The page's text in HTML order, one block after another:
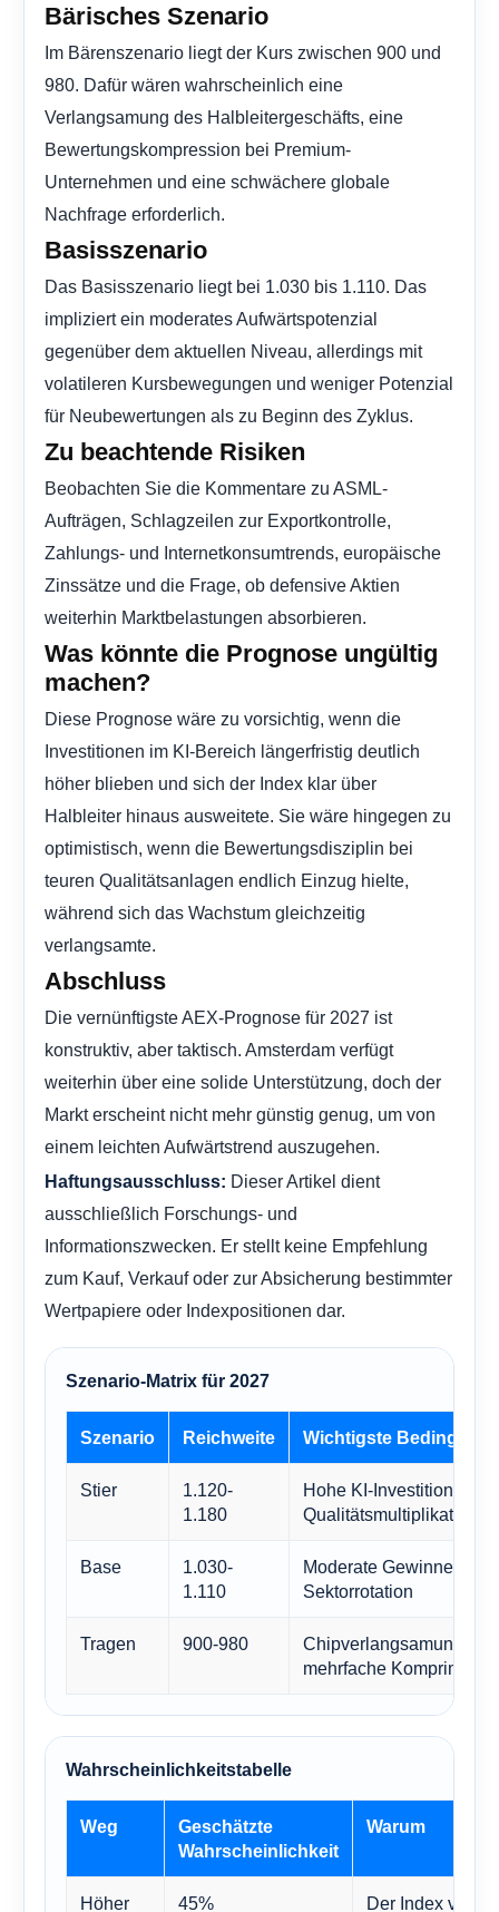
Bärisches Szenario
Im Bärenszenario liegt der Kurs zwischen 900 und
980. Dafür wären wahrscheinlich eine
Verlangsamung des Halbleitergeschäfts, eine
Bewertungskompression bei Premium-
Unternehmen und eine schwächere globale
Nachfrage erforderlich.
Basisszenario
Das Basisszenario liegt bei 1.030 bis 1.110. Das
impliziert ein moderates Aufwärtspotenzial
gegenüber dem aktuellen Niveau, allerdings mit
volatileren Kursbewegungen und weniger Potenzial
für Neubewertungen als zu Beginn des Zyklus.
Zu beachtende Risiken
Beobachten Sie die Kommentare zu ASML-
Aufträgen, Schlagzeilen zur Exportkontrolle,
Zahlungs- und Internetkonsumtrends, europäische
Zinssätze und die Frage, ob defensive Aktien
weiterhin Marktbelastungen absorbieren.
Was könnte die Prognose ungültig
machen?
Diese Prognose wäre zu vorsichtig, wenn die
Investitionen im KI-Bereich längerfristig deutlich
höher blieben und sich der Index klar über
Halbleiter hinaus ausweitete. Sie wäre hingegen zu
optimistisch, wenn die Bewertungsdisziplin bei
teuren Qualitätsanlagen endlich Einzug hielte,
während sich das Wachstum gleichzeitig
verlangsamte.
Abschluss
Die vernünftigste AEX-Prognose für 2027 ist
konstruktiv, aber taktisch. Amsterdam verfügt
weiterhin über eine solide Unterstützung, doch der
Markt erscheint nicht mehr günstig genug, um von
einem leichten Aufwärtstrend auszugehen.
Haftungsausschluss: Dieser Artikel dient
ausschließlich Forschungs- und
Informationszwecken. Er stellt keine Empfehlung
zum Kauf, Verkauf oder zur Absicherung bestimmter
Wertpapiere oder Indexpositionen dar.
Szenario-Matrix für 2027
Szenario Reichweite Wichtigste
Stier
1.120-
1.180
Hohe KI-Investitionen
Qualitätsmultiplikatoren
Base
1.030-
1.110
Moderate Gewinne bei
Sektorrotation
Tragen 900-980
Chipverlangsamung und
mehrfache
Wahrscheinlichkeitstabelle
Weg
Geschätzte
Wahrscheinlichkeit
Warum
Höher 45% Der Index